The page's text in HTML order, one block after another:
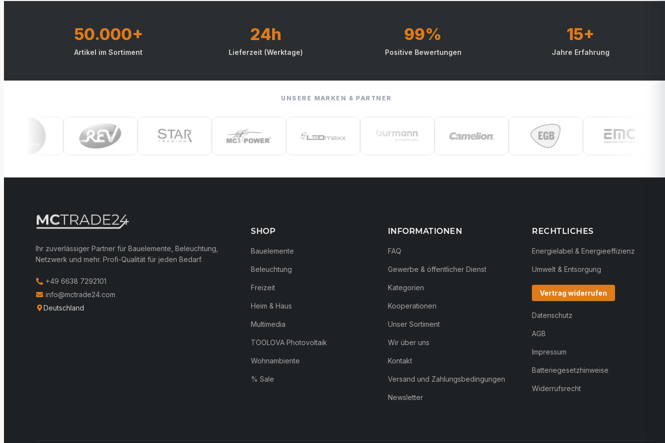
50.000+
Artikel im Sortiment
24h
Lieferzeit (Werktage)
99%
Positive Bewertungen
15+
Jahre Erfahrung
UNSERE MARKEN & PARTNER
Ihr zuverlässiger Partner für Bauelemente, Beleuchtung,
Netzwerk und mehr. Profi-Qualität für jeden Bedarf.
+49 6638 7292101
info@mctrade24.com
Deutschland
SHOP
Bauelemente
Beleuchtung
Freizeit
Heim & Haus
Multimedia
TOOLOVA Photovoltaik
Wohnambiente
% Sale
INFORMATIONEN
FAQ
Gewerbe & öffentlicher Dienst
Kategorien
Kooperationen
Unser Sortiment
Wir über uns
Kontakt
Versand und Zahlungsbedingungen
Newsletter
RECHTLICHES
Energielabel & Energieeffizienz
Umwelt & Entsorgung
Vertrag widerrufen
Datenschutz
AGB
Impressum
Batteriegesetzhinweise
Widerrufsrecht